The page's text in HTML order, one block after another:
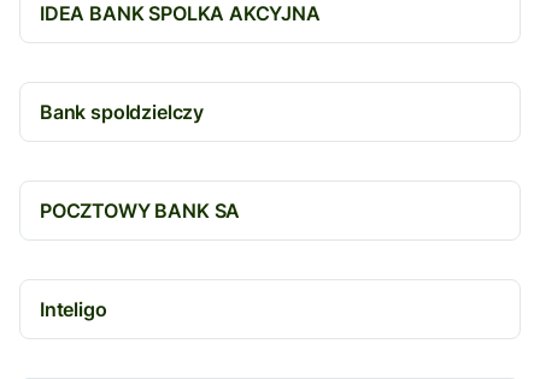
IDEA BANK SPOLKA AKCYJNA
Bank spoldzielczy
POCZTOWY BANK SA
Inteligo